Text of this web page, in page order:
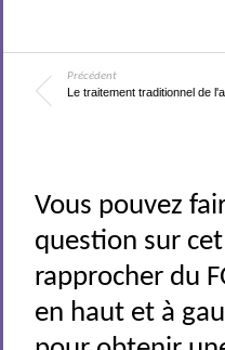
Précédent
Le traitement traditionnel de
Vous pouvez
question sur
rapprocher du
en haut et à